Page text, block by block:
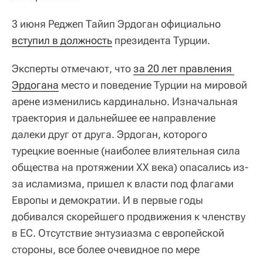
3 июня Реджеп Тайип Эрдоган официально
вступил в должность президента Турции.
Эксперты отмечают, чтоза 20 лет правления
Эрдогана место и поведение Турции на мировой
арене изменились кардинально. Изначальная
траектория и дальнейшее ее направление
далеки друг от друга. Эрдоган, которого
турецкие военные (наиболее влиятельная сила
общества на протяжении XX века) опасались из-
за исламизма, пришел к власти под флагами
Европы и демократии. И в первые годы
добивался скорейшего продвижения к членству
в ЕС. Отсутствие энтузиазма с европейской
стороны, все более очевидное по мере